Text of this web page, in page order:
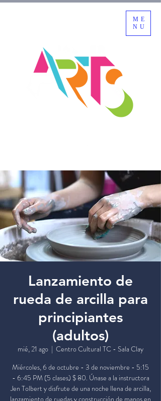
ME
NU
Lanzamiento de
rueda de arcilla para
principiantes
(adultos)
mié, 21 ago
  |
Centro Cultural TC - Sala Clay
Miércoles, 6 de octubre - 3 de noviembre - 5:15
- 6:45 PM (5 clases) $ 80. Únase a la instructora
Jen Tolbert y disfrute de una noche llena de arcilla,
lanzamiento de ruedas y construcción de manos en